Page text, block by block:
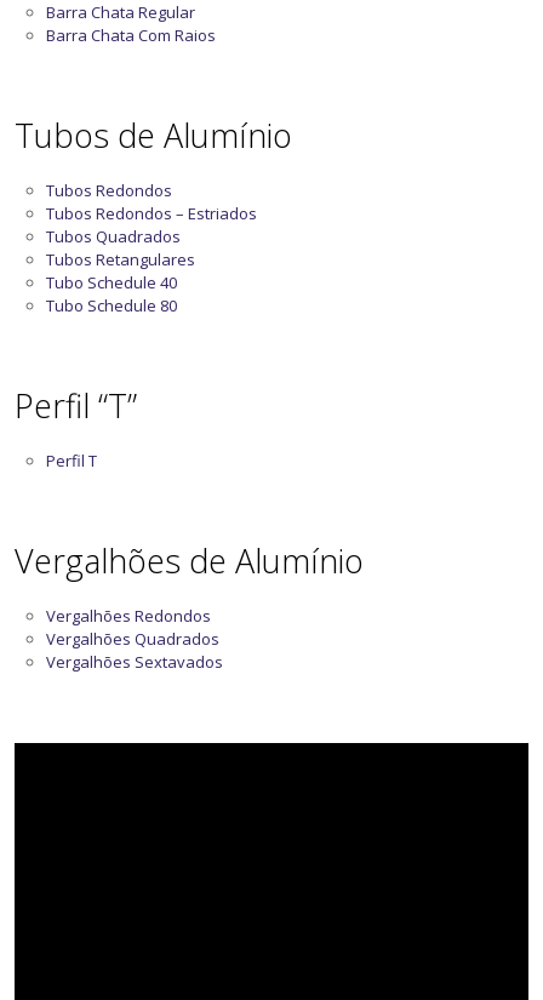
Barra Chata Regular
Barra Chata Com Raios
Tubos de Alumínio
Tubos Redondos
Tubos Redondos – Estriados
Tubos Quadrados
Tubos Retangulares
Tubo Schedule 40
Tubo Schedule 80
Perfil “T”
Perfil T
Vergalhões de Alumínio
Vergalhões Redondos
Vergalhões Quadrados
Vergalhões Sextavados